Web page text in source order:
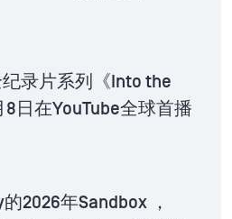
纪录片系列《Into the
日在YouTube全球首播
2026年Sandbox ，